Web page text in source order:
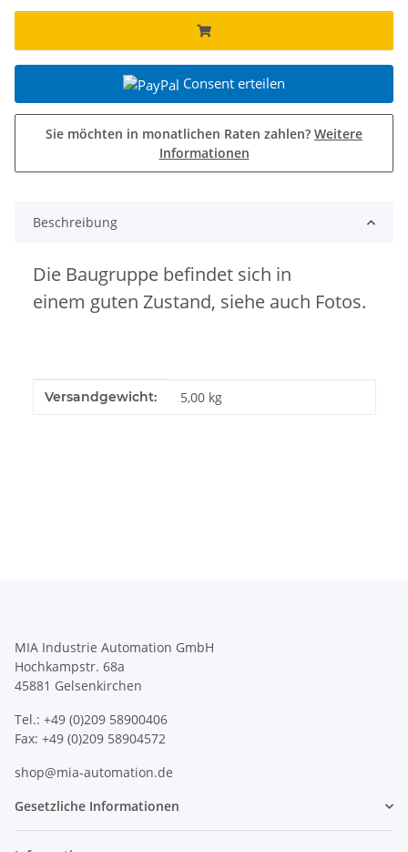
Consent erteilen
Sie möchten in monatlichen Raten zahlen? Weitere
Informationen
Beschreibung
Die Baugruppe befindet sich in
einem guten Zustand, siehe auch Fotos.
Produkteigenschaft
Wert
Versandgewicht: 5,00 kg
MIA Industrie Automation GmbH
Hochkampstr. 68a
45881 Gelsenkirchen
Tel.: +49 (0)209 58900406
Fax: +49 (0)209 58904572
shop@mia-automation.de
Gesetzliche Informationen